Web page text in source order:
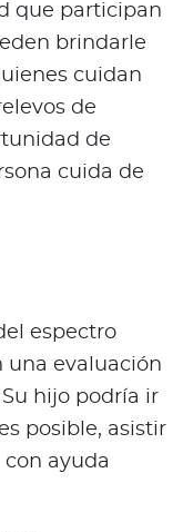
que participan
brindarle
cuidan
de
de
cuida de
espectro
una evaluación
hijo podría ir
posible, asistir
ayuda